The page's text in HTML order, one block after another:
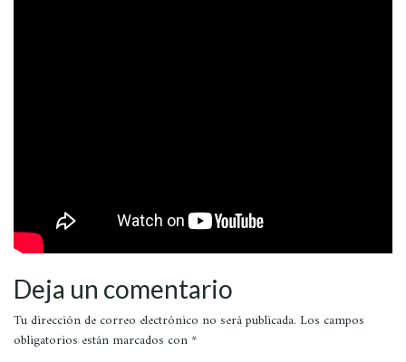
Deja un comentario
Tu dirección de correo electrónico no será publicada. Los campos
obligatorios están marcados con *